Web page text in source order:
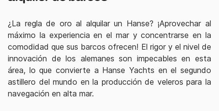
¿La regla de oro al alquilar un Hanse? ¡Aprovechar al
máximo la experiencia en el mar y concentrarse en la
comodidad que sus barcos ofrecen! El rigor y el nivel de
innovación de los alemanes son impecables en esta
área, lo que convierte a Hanse Yachts en el segundo
astillero del mundo en la producción de veleros para la
navegación en alta mar.